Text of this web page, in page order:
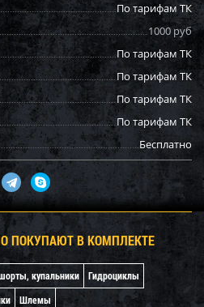
По тарифам ТК
1000 руб
По тарифам ТК
По тарифам ТК
По тарифам ТК
По тарифам ТК
Бесплатно
ПОКУПАЮТ В КОМПЛЕКТЕ
купальники
Гидроциклы
Шлемы